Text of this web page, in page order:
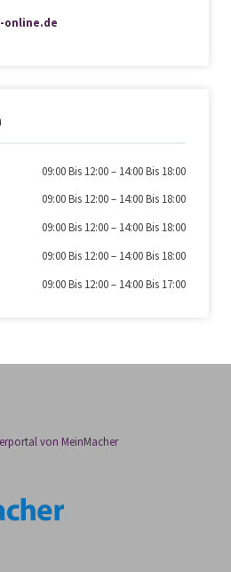
online.de
09:00 Bis 12:00– 14:00 Bis 18:00
09:00 Bis 12:00– 14:00 Bis 18:00
09:00 Bis 12:00– 14:00 Bis 18:00
09:00 Bis 12:00– 14:00 Bis 18:00
09:00 Bis 12:00– 14:00 Bis 17:00
von MeinMacher